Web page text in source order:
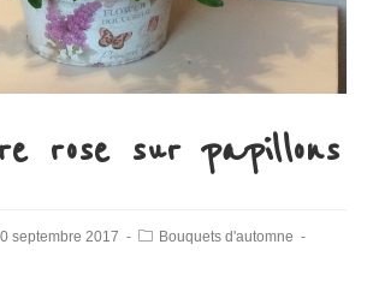
rose sur papillons
septembre 2017
Bouquets d'automne